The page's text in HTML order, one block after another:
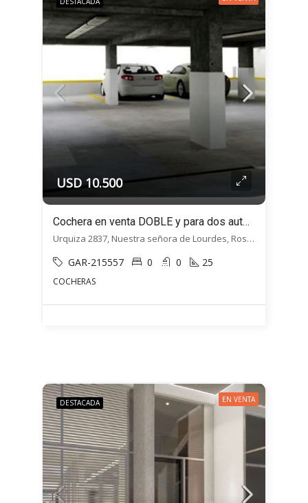
USD 10.500
Cochera en venta DOBLE y para dos autos Urquiza 2800 – Rosario
Urquiza 2837, Nuestra señora de Lourdes, Rosario
GAR-215557 0 0 25
COCHERAS
DESTACADA EN VENTA